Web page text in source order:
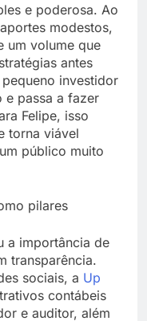
e poderosa. Ao
modestos,
um volume que
antes
investidor
e passa a fazer
Felipe, isso
torna viável
público muito
pilares
a importância de
transparência.
sociais, a Up
contábeis
e auditor, além